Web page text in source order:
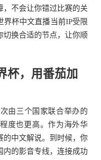
不会让你错过比赛的关
界杯中文直播当前IP受限
换合适的节点，让你顺
杯，用番茄加
由三个国家联合举办的
度也更高。作为海外华
的中文解说。到时候，你
内的影音专线，连接成功